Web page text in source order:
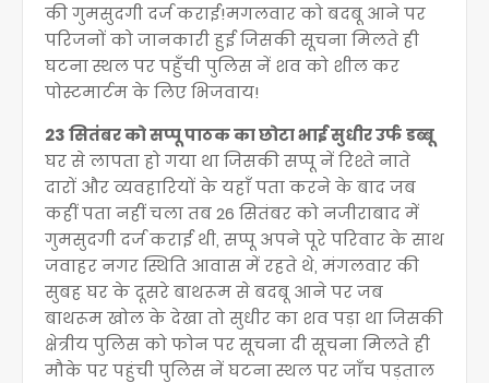
की गुमसुदगी दर्ज कराई!मगलवार को बदबू आने पर
परिजनों को जानकारी हुई जिसकी सूचना मिलते ही
घटना स्थल पर पहुँची पुलिस नें शव को शील कर
पोस्टमार्टम के लिए भिजवाय!
23 सितंबर को सप्पू पाठक का छोटा भाई सुधीर उर्फडब्बू
घर से लापता हो गया था जिसकी सप्पू नें रिश्ते नाते
दारों और व्यवहारियों के यहाँ पता करने के बाद जब
कहीं पता नहीं चला तब 26 सितंबर को नजीराबाद में
गुमसुदगी दर्ज कराई थी, सप्पू अपने पूरे परिवार के साथ
जवाहर नगर स्थिति आवास में रहते थे, मंगलवार की
सुबह घर के दूसरे बाथरूम से बदबू आने पर जब
बाथरूम खोल के देखा तो सुधीर का शव पड़ा था जिसकी
क्षेत्रीय पुलिस को फोन पर सूचना दी सूचना मिलते ही
मौके पर पहुंची पुलिस नें घटना स्थल पर जाँच पड़ताल